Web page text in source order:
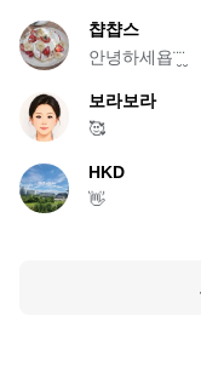
챱챱스
안녕하세욥¨̮¨̮
보라보라
🥰
HKD
👋